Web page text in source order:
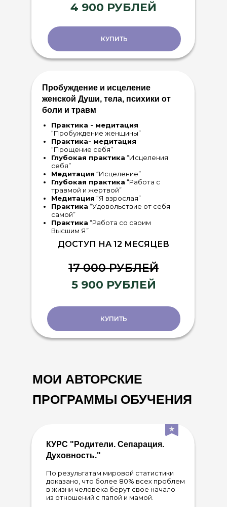
Пробуждение и исцеление
женской Души, тела, психики от
боли и травм
Практика - медитация
“Пробуждение женщины”
Практика- медитация
“Прощение себя”
Глубокая практика “Исцеления
себя”
Медитация “Исцеление”
Глубокая практика “Работа с
травмой и жертвой”
Медитация “Я взрослая”
Практика “Удовольствие от себя
самой”
Практика “Работа со своим
Высшим Я”
КУПИТЬ
КУПИТЬ
5 900 РУБЛЕЙ
17 000 РУБЛЕЙ
ДОСТУП НА 12 МЕСЯЦЕВ
4 900 РУБЛЕЙ
МОИ АВТОРСКИЕ
ПРОГРАММЫ ОБУЧЕНИЯ
КУРС "Родители. Сепарация.
Духовность."
По результатам мировой статистики
доказано, что более 80% всех проблем
в жизни человека берут свое начало
из отношений с папой и мамой.